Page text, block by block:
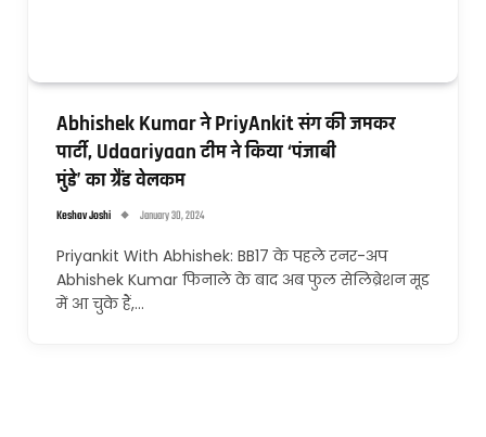
Abhishek Kumar ने PriyAnkit संग की जमकर
पार्टी, Udaariyaan टीम ने किया ‘पंजाबी
मुंडे’ का ग्रैंड वेलकम
Keshav Joshi January 30, 2024
Priyankit With Abhishek: BB17 के पहले रनर-अप
Abhishek Kumar फिनाले के बाद अब फुल सेलिब्रेशन मूड
में आ चुके हैं,…